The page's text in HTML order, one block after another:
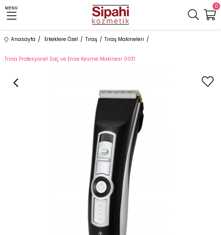
MENU 0
Anasayfa Erkeklere Özel Tıraş Tıraş Makineleri
Trina Profesyonel Saç ve Ense Kesme Makinesi 0031